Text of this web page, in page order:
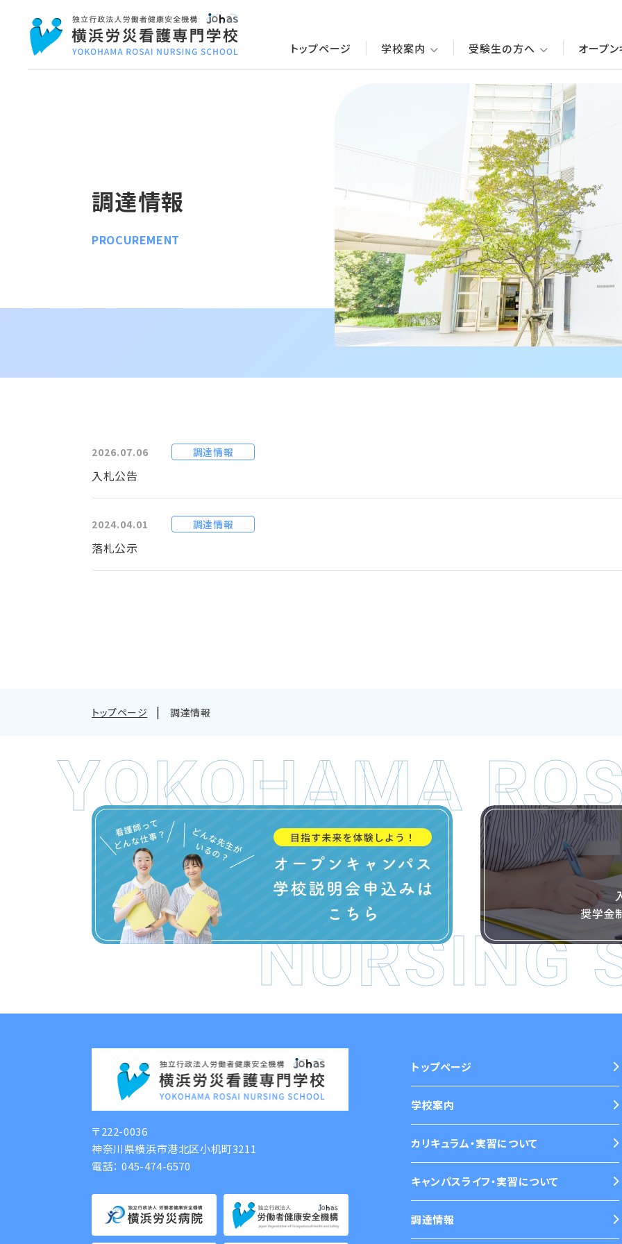
トップページ 学校案内 受験生の方へ オープ
調達情報
PROCUREMENT
2026.07.06 調達情報
入札公告
2024.04.01 調達情報
落札公示
トップページ 調達情報
YOKOHAMA
NURSING
〒222-0036
神奈川県横浜市港北区小机町3211
電話：045-474-6570
トップページ
学校案内
カリキュラム・実習について
キャンパスライフ・実習について
調達情報